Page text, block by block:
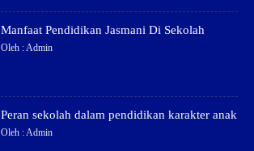
Manfaat Pendidikan Jasmani Di Sekolah
Oleh : Admin
Peran sekolah dalam pendidikan karakter anak
Oleh : Admin